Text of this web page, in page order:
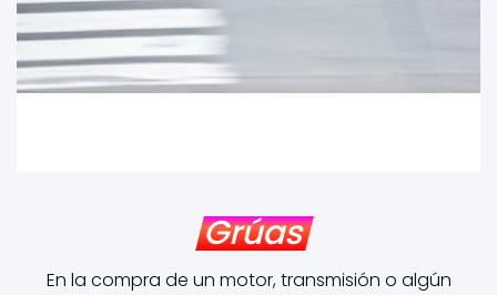
Grúas
En la compra de un motor, transmisión o algún